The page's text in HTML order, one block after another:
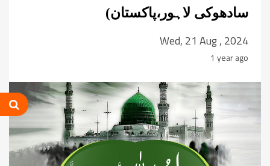
سادھوکی لاہور،پاکستان)
Wed, 21 Aug , 2024
1 year ago